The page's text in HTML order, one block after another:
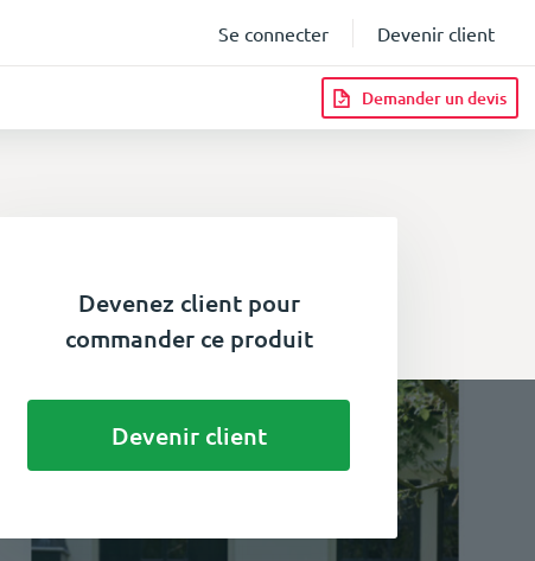
Se connecter Devenir client
Demander un devis
Devenez client pour
commander ce produit
Devenir client